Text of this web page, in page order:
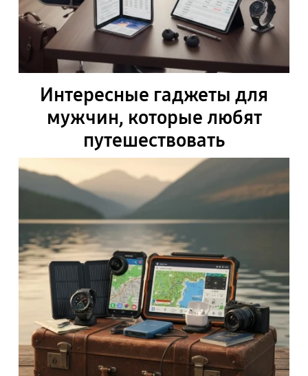
Интересные гаджеты для
мужчин, которые любят
путешествовать